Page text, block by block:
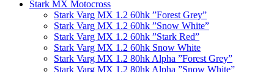
Stark MX Motocross
Stark Varg MX 1.2 60hk ”Forest Grey”
Stark Varg MX 1.2 60hk ”Snow White”
Stark Varg MX 1.2 60hk ”Stark Red”
Stark Varg MX 1.2 60hk Snow White
Stark Varg MX 1.2 80hk Alpha ”Forest Grey”
Stark Varg MX 1.2 80hk Alpha ”Snow White”